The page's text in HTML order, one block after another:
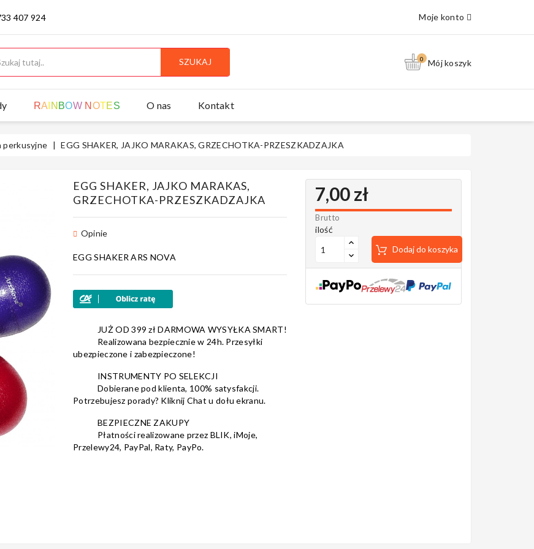
407 924 Moje konto
SZUKAJ 0 Mój koszyk
RA N BOW N OTES O nas Kontakt
perkusyjne EGG SHAKER, JAJKO MARAKAS, GRZECHOTKA-PRZESZKADZAJKA
EGG SHAKER, JAJKO MARAKAS,
GRZECHOTKA-PRZESZKADZAJKA
Opinie
EGG SHAKER ARS NOVA
JUŻ OD 399 zł DARMOWA WYSYŁKA SMART!
Realizowana bezpiecznie w 24h. Przesyłki
ubezpieczone i zabezpieczone!
INSTRUMENTY PO SELEKCJI
Dobierane pod klienta, 100% satysfakcji.
Potrzebujesz porady? Kliknij Chat u dołu ekranu.
BEZPIECZNE ZAKUPY
Płatności realizowane przez BLIK, iMoje,
Przelewy24, PayPal, Raty, PayPo.
7,00 zł
Brutto
ilość
Dodaj do koszyka